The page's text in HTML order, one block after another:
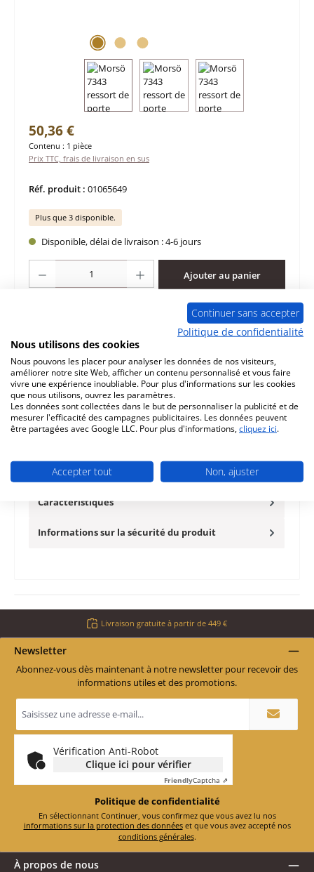
Prix régulier :
50,36 €
Contenu : 1 pièce
Prix TTC, frais de livraison en sus
Réf. produit : 01065649
Plus que 3 disponible.
Disponible, délai de livraison : 4-6 jours
Ajouter au panier
Question sur le produit
Description
fabricant a légèrement rallongé le ressort afin d'en
prolonger la d…Plus
Caractéristiques
Informations sur la sécurité du produit
Livraison gratuite à partir de 449 €
Newsletter
Abonnez-vous dès maintenant à notre newsletter pour recevoir des
informations utiles et des promotions.
e-
*
Vérification Anti-Robot
Clique ici pour vérifier
FriendlyCaptcha ⇗
Politique de confidentialité
En sélectionnant Continuer, vous confirmez que vous avez lu nos
informations sur la protection des données
et que vous avez accepté nos
conditions générales.
À propos de nous
Continuer sans accepter
Politique de confidentialité
Nous utilisons des cookies
Nous pouvons les placer pour analyser les données de nos visiteurs,
améliorer notre site Web, afficher un contenu personnalisé et vous faire
vivre une expérience inoubliable. Pour plus d'informations sur les cookies
que nous utilisons, ouvrez les paramètres.
Les données sont collectées dans le but de personnaliser la publicité et de
mesurer l'efficacité des campagnes publicitaires. Les données peuvent
être partagées avec Google LLC. Pour plus d'informations,cliquez ici.
Accepter tout Non, ajuster